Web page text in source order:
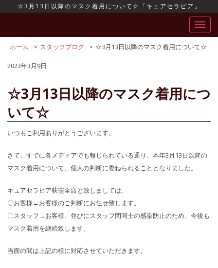
☆3月13日以降のマスク着用について☆「キュアセラピア」
ナ
ビ
ゲ
を
ホーム > スタッフブログ > ☆3月13日以降のマスク着用について☆
2023年3月9日
☆3月13日以降のマスク着用につ
いて☆
いつもご利用ありがとうございます。
さて、すでに各メディアでも報じられている通り、本年3月13日以降の
マスク着用について、個人の判断に委ねられることとなりました。
キュアセラピア荻窪全店と致しましては、
〇お客様→お客様のご判断にお任せ致します。
〇スタッフ→お客様、並びにスタッフ間同士の感染防止のため、今後も
マスク着用を継続致します。
当面の間は上記の様に対応させていただきます。